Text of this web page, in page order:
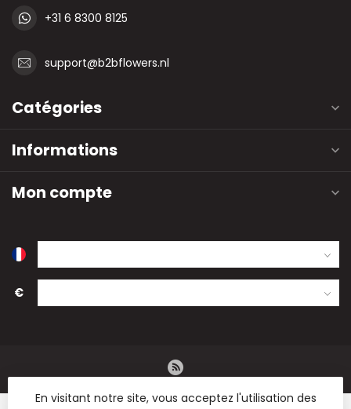
+31 6 8300 8125
support@b2bflowers.nl
Catégories
Informations
Mon compte
€
En visitant notre site, vous acceptez l'utilisation des